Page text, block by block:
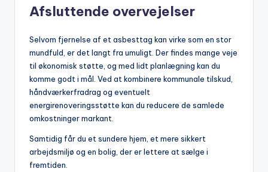
Afsluttende overvejelser
Selvom fjernelse af et asbesttag kan virke som en stor
mundfuld, er det langt fra umuligt. Der findes mange veje
til økonomisk støtte, og med lidt planlægning kan du
komme godt i mål. Ved at kombinere kommunale tilskud,
håndværkerfradrag og eventuelt
energirenoveringsstøtte kan du reducere de samlede
omkostninger markant.
Samtidig får du et sundere hjem, et mere sikkert
arbejdsmiljø og en bolig, der er lettere at sælge i
fremtiden.